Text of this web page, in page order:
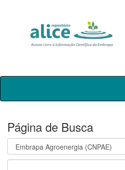
Skip
Página de Busca